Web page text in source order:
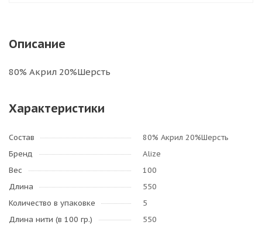
Описание
80% Акрил 20%Шерсть
Характеристики
Состав
80% Акрил 20%Шерсть
Бренд
Alize
Вес
100
Длина
550
Количество в упаковке
5
Длина нити (в 100 гр.)
550